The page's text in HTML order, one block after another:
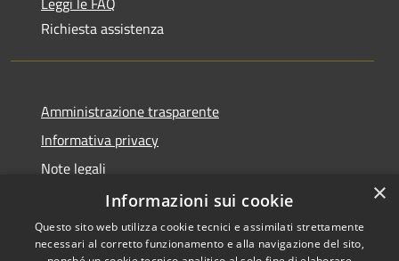
Richiesta assistenza
Amministrazione trasparente
Informativa privacy
Note legali
Dichiarazione di accessibilità
×
Informazioni sui cookie
Questo sito web utilizza cookie tecnici e assimilati strettamente
necessari al corretto funzionamento e alla navigazione del sito,